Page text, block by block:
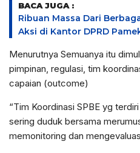
BACA JUGA :
Ribuan Massa Dari
Aksi di Kantor DPRD
Menurutnya Semuanya itu
pimpinan, regulasi, tim
capaian (outcome)
“Tim Koordinasi SPBE yg
sering duduk bersama
memonitoring dan